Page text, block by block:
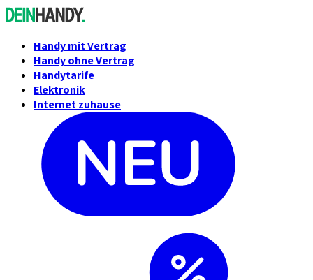
Handy mit Vertrag
Handy ohne Vertrag
Handytarife
Elektronik
Internet zuhause